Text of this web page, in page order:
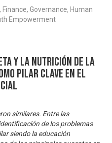
Governance, Human
Empowerment
y la nutrición de la
pilar clave en el
similares. Entre las
de los problemas
siendo la educación